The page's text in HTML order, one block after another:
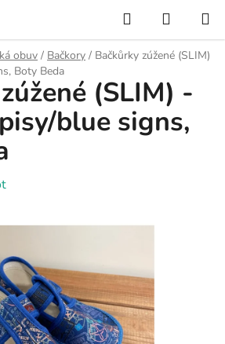
Hledat
KOŠÍK
obuv / Bačkory / Bačkůrky zúžené (SLIM)
Boty Beda
(SLIM) -
blue signs,